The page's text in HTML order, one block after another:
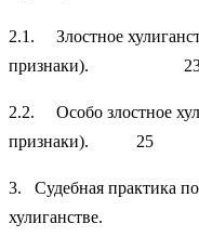
2.1. Злостное
признаки).
2.2. Особо злостное
признаки). 25
3. Судебная практика